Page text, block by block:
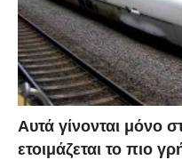
Αυτά γίνονται μόνο
ετοιμάζεται το πιο